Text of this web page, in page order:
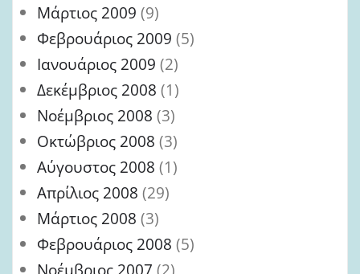
Μάρτιος 2009 (9)
Φεβρουάριος 2009 (5)
Ιανουάριος 2009 (2)
Δεκέμβριος 2008 (1)
Νοέμβριος 2008 (3)
Οκτώβριος 2008 (3)
Αύγουστος 2008 (1)
Απρίλιος 2008 (29)
Μάρτιος 2008 (3)
Φεβρουάριος 2008 (5)
Νοέμβριος 2007 (2)